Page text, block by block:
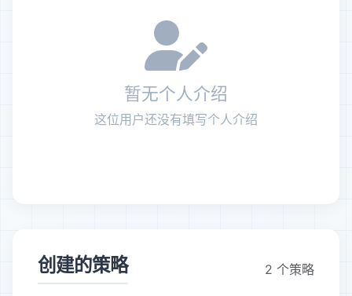
暂无个人介绍
这位用户还没有填写个人介绍
创建的策略 2 个策略